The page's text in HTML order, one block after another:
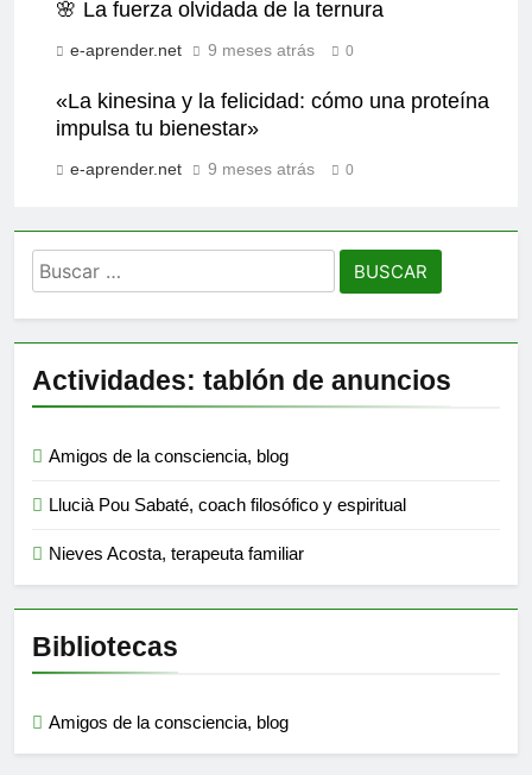
🌸 La fuerza olvidada de la ternura
e-aprender.net 9 meses atrás 0
«La kinesina y la felicidad: cómo una proteína
impulsa tu bienestar»
e-aprender.net 9 meses atrás 0
Buscar:
Actividades: tablón de anuncios
Amigos de la consciencia, blog
Llucià Pou Sabaté, coach filosófico y espiritual
Nieves Acosta, terapeuta familiar
Bibliotecas
Amigos de la consciencia, blog